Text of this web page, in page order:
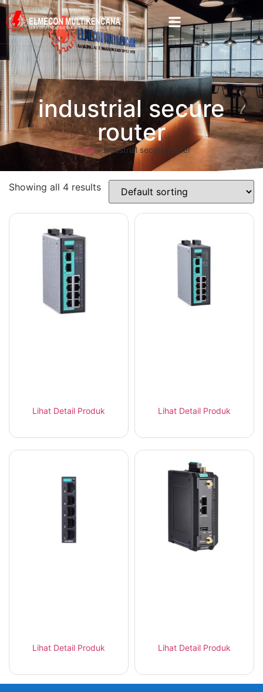
industrial secure
router
Home»industrial secure router
Showing all 4 results
Lihat Detail Produk Lihat Detail Produk
Lihat Detail Produk Lihat Detail Produk